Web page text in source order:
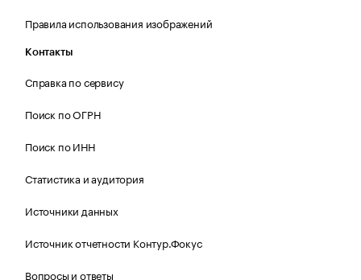
Правила использования изображений
Контакты
Справка по сервису
Поиск по ОГРН
Поиск по ИНН
Статистика и аудитория
Источники данных
Источник отчетности Контур.Фокус
Вопросы и ответы